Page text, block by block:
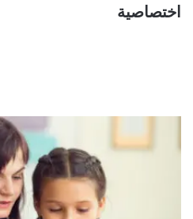
اختصاصية